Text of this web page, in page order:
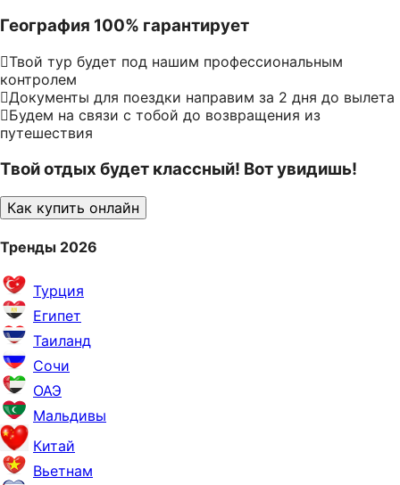
География 100% гарантирует
Твой тур будет под нашим профессиональным
контролем
Документы для поездки направим за 2 дня до вылета
Будем на связи с тобой до возвращения из
путешествия
Твой отдых будет классный! Вот увидишь!
Как купить онлайн
Тренды 2026
Турция
Египет
Таиланд
Сочи
ОАЭ
Мальдивы
Китай
Вьетнам